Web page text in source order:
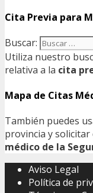
Cita Previa para
Buscar:
Utiliza nuestro
relativa a la cita
Mapa de Citas
También puedes
provincia y solicitar
médico de la
Aviso Legal
Política de